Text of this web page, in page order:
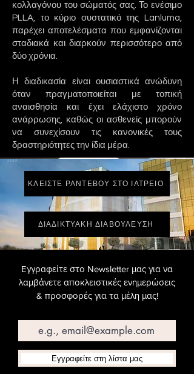
κολλαγόνου του σώματός σας. Το ενέσιμο
PLLA, το κύριο συστατικό της Lanluma,
παρέχει αποτελέσματα που εμφανίζονται
σταδιακά και διαρκούν περισσότερο από
δύο χρόνια.
Η διαδικασία είναι ουσιαστικά ανώδυνη
όταν πραγματοποιείται με τοπική
αναισθησία και έχει ελάχιστο χρόνο
ανάρρωσης, καθώς οι ασθενείς μπορούν
να συνεχίσουν τις κανονικές τους
δραστηριότητες την ίδια μέρα.
ΚΛΕΙΣΤΕ ΡΑΝΤΕΒΟΥ ΣΤΟ ΙΑΤΡΕΙΟ
ΔΙΑΔΙΚΤΥΑΚΗ ΔΙΑΒΟΥΛΕΥΣΗ
Εγγραφείτε στο Newsletter μας για να
λαμβάνετε αποκλειστικές ενημερώσεις
& προσφορές για τα μέλη μας!
Εγγραφείτε στη λίστα μας